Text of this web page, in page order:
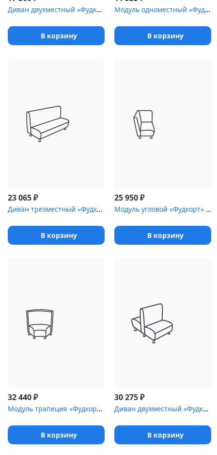
Диван двухместный «Фудкорт» без локотников [(1200 мм)]
В корзину
Модуль одноместный «Фудкорт»
В корзину
23 065₽
Диван трехместный «Фудкорт» без локотников [(1600 мм)]
В корзину
25 950₽
Модуль угловой «Фудкорт» без посадочного места
В корзину
32 440₽
Модуль трапеция «Фудкорт» с посадочным местом
В корзину
30 275₽
Диван двухместный «Фудкорт» двухсторонний
В корзину